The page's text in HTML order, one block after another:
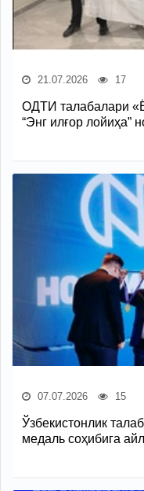
21.07.2026 17
ОДТИ талабалари
“Энг илғор лойиҳа”
07.07.2026 15
Ўзбекистонлик
медаль соҳибига